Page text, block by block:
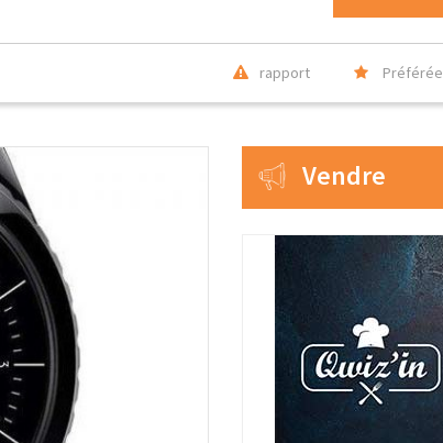
Préférée
rapport
Vendre